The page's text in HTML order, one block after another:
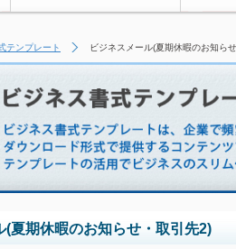
テンプレート ビジネスメール(夏期休暇のお知ら
(夏期休暇のお知らせ・取引先2)